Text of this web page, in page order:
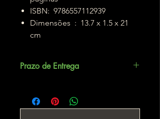
ISBN: ‎ 9786557112939
Dimensões ‏ : ‎ 13.7 x 1.5 x 21
cm
Prazo de Entrega